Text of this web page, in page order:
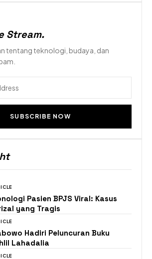
Stream.
tentang teknologi, budaya, dan
SUBSCRIBE NOW
Pasien BPJS Viral: Kasus
yang Tragis
Hadiri Peluncuran Buku
Lahadalia